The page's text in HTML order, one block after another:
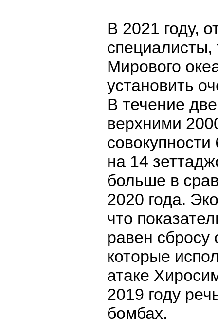
В 2021 году,
специалисты,
Мирового
установить
В течение
верхними
на 14
больше в
2020 года.
что
равен
которые
атаке
2019 году
бомбах.